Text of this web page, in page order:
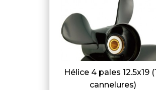
hélice 4 pales 12.5x19 (15
cannelures)